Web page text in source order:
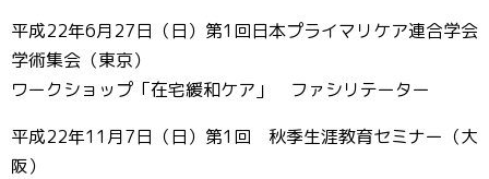
平成22年6月27日（日）第1回日本プライマリケア連合学会
学術集会（東京）
ワークショップ「在宅緩和ケア」 ファシリテーター
平成22年11月7日（日）第1回 秋季生涯教育セミナー（大
阪）